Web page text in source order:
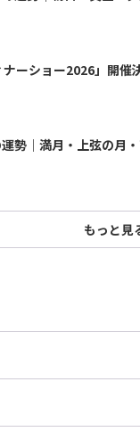
ーショー2026」開催
勢｜満月・上弦の月
もっと見